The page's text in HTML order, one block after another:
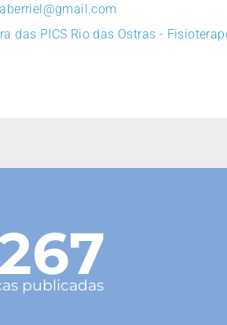
das PICS Rio das Ostras -
publicadas